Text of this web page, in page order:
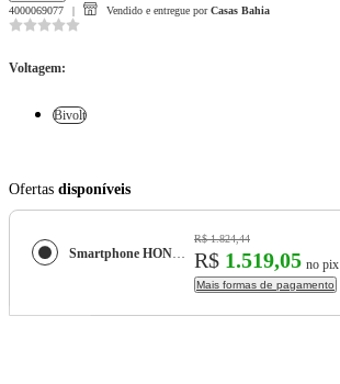
4000069077 Vendido e entregue por Casas Bahia
Voltagem:
Bivolt
Ofertas disponíveis
Smartphone HONOR X6B 5G Preto 256GB, 4+4GB RAM Turbo, Tela de 6.6’’, Snapdragon 4ª geração e Câmera Traseira Dupla de até 50MP
R$ 1.824,44
R$ 1.519,05 no pix
Mais formas de pagamento